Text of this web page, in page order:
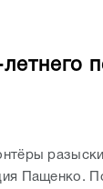
Пащенко.